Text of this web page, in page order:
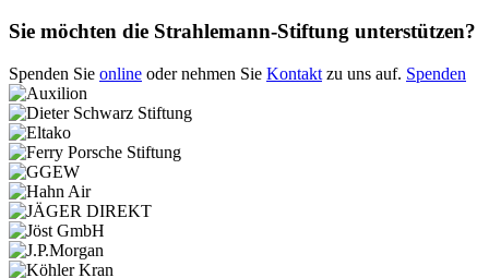
Sie möchten die Strahlemann-Stiftung unterstützen?
Spenden Sie online oder nehmen Sie Kontakt zu uns auf. Spenden